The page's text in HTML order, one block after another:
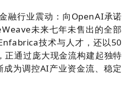
融行业震动：向OpenAI承诺
未来七年未售出的全部
技术与人才，还以50
正通过庞大现金流构建起独特
为调控AI产业资金流、稳定